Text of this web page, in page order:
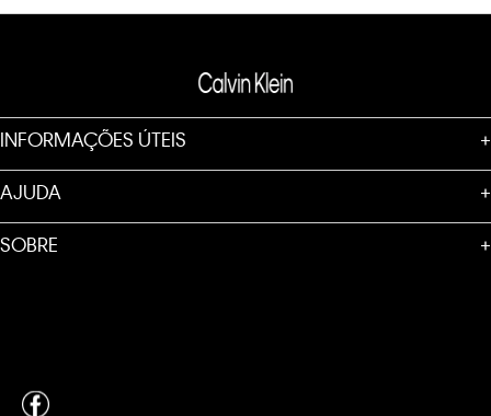
INFORMAÇÕES ÚTEIS +
AJUDA +
SOBRE +